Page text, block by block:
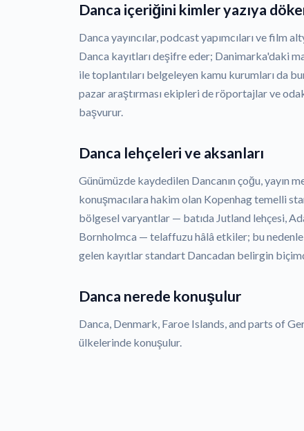
Danca içeriğini kimler yazıya
Danca yayıncılar, podcast yapımcıları ve film
Danca kayıtları deşifre eder; Danimarka'daki
ile toplantıları belgeleyen kamu kurumları da
pazar araştırması ekipleri de röportajlar ve
başvurur.
Danca lehçeleri ve aksanları
Günümüzde kaydedilen Dancanın çoğu, yayın
konuşmacılara hakim olan Kopenhag temelli
bölgesel varyantlar — batıda Jutland lehçesi,
Bornholmca — telaffuzu hâlâ etkiler; bu
gelen kayıtlar standart Dancadan belirgin
Danca nerede konuşulur
Danca, Denmark, Faroe Islands, and parts of
ülkelerinde konuşulur.